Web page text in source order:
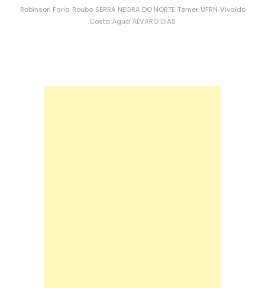
Robinson Faria Roubo SERRA NEGRA DO NORTE Temer UFRN Vivaldo
Costa Água ÁLVARO DIAS